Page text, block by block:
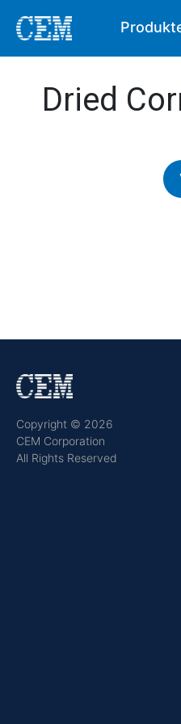
Dried
Copyright © 2026
CEM Corporation
All Rights Reserved